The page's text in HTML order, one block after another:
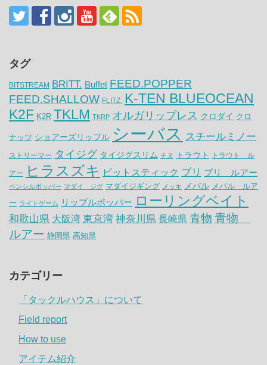
タグ
BITSTREAM BRITT. Buffet FEED.POPPER
FEED.SHALLOW FLITZ. K-TEN BLUEOCEAN
K2F K2R TKLM TKRP オルガリップレス クロダイ クロ
ナッツ ショアーズリップル シーバス スチールミノー
ストリーマー タイジグ タイジグスリム チヌ トラウト トラウト ル
アー ヒラスズキ ピットスティック ブリ ブリ ルアー
ペンシルポッパー マダイ ジグ マダイジギング メッキ メバル メバル ルア
ー ライトゲーム リップルポッパー ローリングベイト
和歌山県 大阪湾 東京湾 神奈川県 長崎県 青物 青物
ルアー 静岡県 高知県
カテゴリー
「タックルハウス」について
Field report
How to use
アイテム紹介